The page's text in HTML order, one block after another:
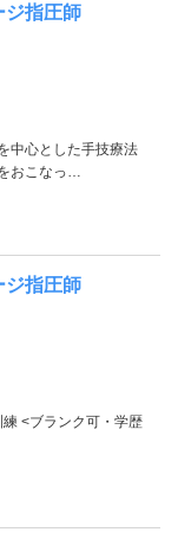
ジ指圧師
中心とした手技療法
おこなっ…
ジ指圧師
練 <ブランク可・学歴